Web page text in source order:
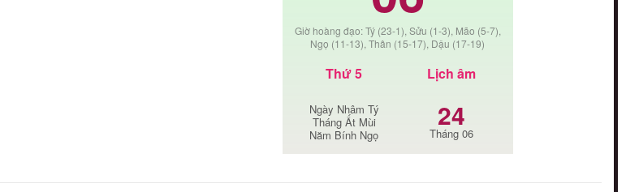
Giờ hoàng đạo: Tý (23-1), Sửu (1-3), Mão (5-7),
Ngọ (11-13), Thân (15-17), Dậu (17-19)
Thứ 5
Ngày Nhâm Tý
Tháng Ất Mùi
Năm Bính Ngọ
Lịch âm
24
Tháng 06